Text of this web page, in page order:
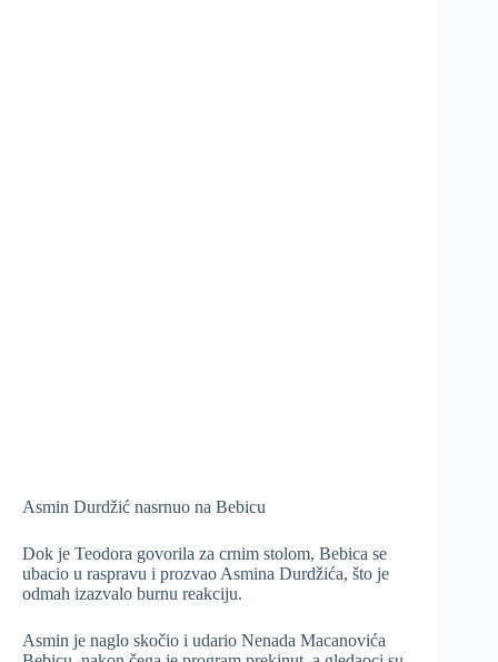
Asmin Durdžić nasrnuo na Bebicu
Dok je Teodora govorila za crnim stolom, Bebica se
ubacio u raspravu i prozvao Asmina Durdžića, što je
odmah izazvalo burnu reakciju.
Asmin je naglo skočio i udario Nenada Macanovića